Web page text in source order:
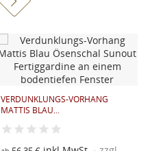
VERDUNKLUNGS-VORHANG
MATTIS BLAU...